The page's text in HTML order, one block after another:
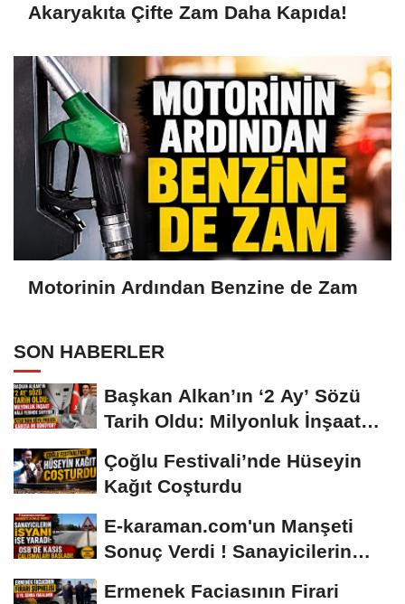
Akaryakıta Çifte Zam Daha Kapıda!
Motorinin Ardından Benzine de Zam
SON HABERLER
Başkan Alkan’ın ‘2 Ay’ Sözü
Tarih Oldu: Milyonluk İnşaat
Çoğlu Festivali’nde Hüseyin
Kağıt Coşturdu
E-karaman.com'un Manşeti
Sonuç Verdi ! Sanayicilerin
Ermenek Faciasının Firari